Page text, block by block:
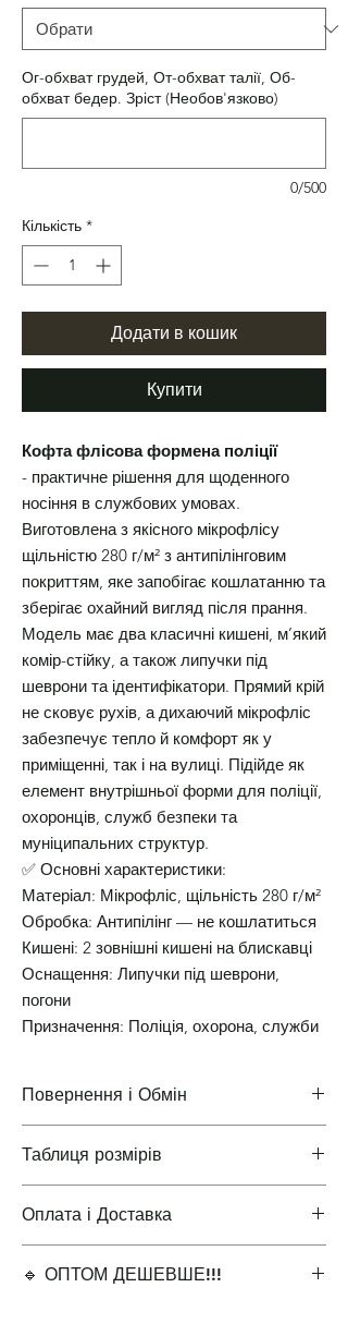
Ог-обхват грудей, От-обхват талії, Об-
обхват бедер. Зріст (Необов'язково)
0/500
Кількість *
Додати в кошик
Купити
Кофта флісова формена поліції
- практичне рішення для щоденного
носіння в службових умовах.
Виготовлена з якісного мікрофлісу
щільністю 280 г/м² з антипілінговим
покриттям, яке запобігає кошлатанню та
зберігає охайний вигляд після прання.
Модель має два класичні кишені, м’який
комір-стійку, а також липучки під
шеврони та ідентифікатори. Прямий крій
не сковує рухів, а дихаючий мікрофліс
забезпечує тепло й комфорт як у
приміщенні, так і на вулиці. Підійде як
елемент внутрішньої форми для поліції,
охоронців, служб безпеки та
муніципальних структур.
✅ Основні характеристики:
Матеріал: Мікрофліс, щільність 280 г/м²
Обробка: Антипілінг — не кошлатиться
Кишені: 2 зовнішні кишені на блискавці
Оснащення: Липучки під шеврони,
погони
Призначення: Поліція, охорона, служби
Повернення і Обмін
Повернення і Обмін
Таблиця розмірів
Таблиці розмірів одягу
Оплата і Доставка
Варіанти оплати і доставки
🔹 ОПТОМ ДЕШЕВШЕ!!!